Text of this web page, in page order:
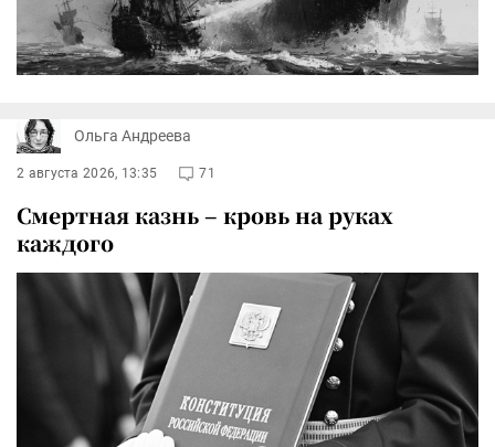
Ольга Андреева
2 августа 2026, 13:35 71
Смертная казнь – кровь на руках
каждого